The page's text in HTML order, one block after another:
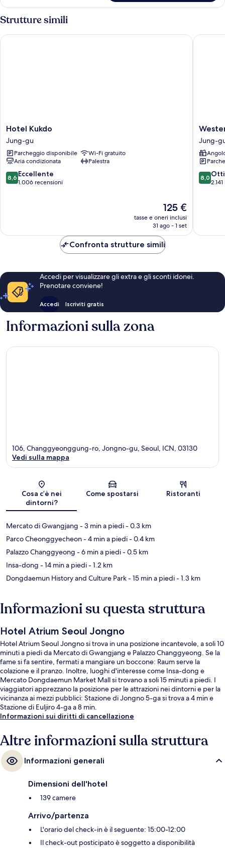
familiare
(Deluxe)
Strutture simili
Hotel
Kukdo
Jung-
gu
Hotel Kukdo
Jung-gu
Parcheggio disponibile
Wi-Fi gratuito
Aria condizionata
Palestra
8.6
su
8,6 Eccellente
1.006 recensioni
Il
prezzo
attuale
125 €
125 €
tasse e oneri inclusi
31 ago - 1 set
Hotel Kukdo
Western
Coop
Jung-
gu
Jung-
8.0
su
8,0
Confronta strutture simili
Accedi per visualizzare gli extra e gli sconti idonei.
Prenotare conviene!
Accedi Iscriviti gratis
Informazioni sulla zona
Mappa
106, Changgyeonggung-ro, Jongno-gu, Seoul, ICN, 03130
Vedi sulla mappa
Cosa c’è nei
dintorni?
Come spostarsi Ristoranti
Mercato di Gwangjang - 3 min a piedi- 0.3 km
Parco Cheonggyecheon- 4 min a piedi- 0.4 km
Palazzo Changgyeong - 6 min a piedi- 0.5 km
Insa-dong - 14 min a piedi- 1.2 km
Dongdaemun History and Culture Park- 15 min a piedi- 1.3 km
Informazioni su questa struttura
Hotel Atrium Seoul Jongno
Hotel Atrium Seoul Jongno si trova in una posizione incantevole, a soli 10
minuti a piedi da Mercato di Gwangjang e Palazzo Changgyeong. Se la
fame si fa sentire, fermati a mangiare un boccone: Raum serve la
colazione e il pranzo. Inoltre, luoghi d'interesse come Insa-dong e
Mercato Dongdaemun Market Mall si trovano a soli 15 minuti a piedi. I
viaggiatori apprezzano la posizione per le attrazioni nei dintorni e per la
vicinanza ai mezzi pubblici: Stazione di Jongno 5-ga si trova a 4 min e
Stazione di Euljiro 4-ga a 8 min.
Informazioni sui diritti di cancellazione
Altre informazioni sulla struttura
Informazioni generali
Dimensioni dell'hotel
139 camere
Arrivo/partenza
L'orario del check-in è il seguente: 15:00-12:00
Il check-out posticipato è soggetto a disponibilità